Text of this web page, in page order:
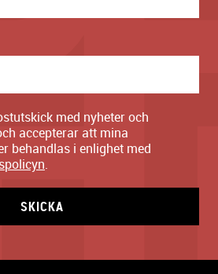
med nyheter och
accepterar att mina
behandlas i enlighet med
.
SKICKA